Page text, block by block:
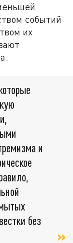
событий
их
и
без